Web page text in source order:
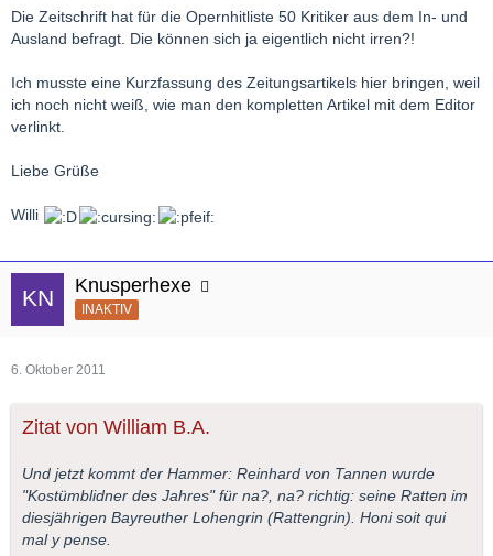
Die Zeitschrift hat für die Opernhitliste 50 Kritiker aus dem In- und
Ausland befragt. Die können sich ja eigentlich nicht irren?!
Ich musste eine Kurzfassung des Zeitungsartikels hier bringen, weil
ich noch nicht weiß, wie man den kompletten Artikel mit dem Editor
verlinkt.
Liebe Grüße
Willi
Knusperhexe
INAKTIV
6. Oktober 2011
Zitat von William B.A.
Und jetzt kommt der Hammer: Reinhard von Tannen wurde
"Kostümblidner des Jahres" für na?, na? richtig: seine Ratten im
diesjährigen Bayreuther Lohengrin (Rattengrin). Honi soit qui
mal y pense.